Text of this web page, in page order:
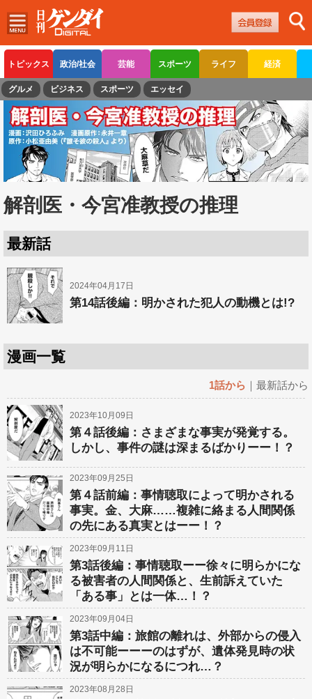
トピックス 政治/社会 芸能 スポーツ ライフ 経済
グルメ ビジネス スポーツ エッセイ
解剖医・今宮准教授の推理
最新話
2024年04月17日
第14話後編：明かされた犯人の動機とは!?
漫画一覧
1話から ｜ 最新話から
2023年10月09日
第４話後編：さまざまな事実が発覚する。
しかし、事件の謎は深まるばかりーー！？
2023年09月25日
第４話前編：事情聴取によって明かされる
事実。金、大麻……複雑に絡まる人間関係
の先にある真実とはーー！？
2023年09月11日
第3話後編：事情聴取ーー徐々に明らかにな
る被害者の人間関係と、生前訴えていた
「ある事」とは一体…！？
2023年09月04日
第3話中編：旅館の離れは、外部からの侵入
は不可能ーーーのはずが、遺体発見時の状
況が明らかになるにつれ…？
2023年08月28日